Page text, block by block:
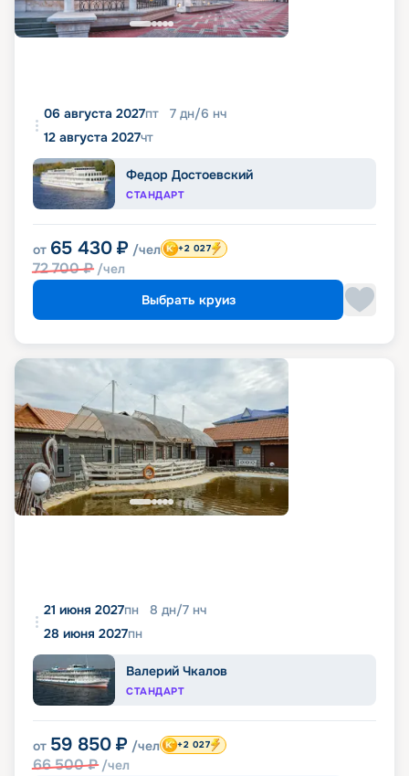
06 августа 2027пт 7 дн/6 нч
12 августа 2027чт
Федор Достоевский
СТАНДАРТ
от 65 430 ₽ /чел
72 700₽ /чел
+2 027
Выбрать круиз
21 июня 2027пн 8 дн/7 нч
28 июня 2027пн
Валерий Чкалов
СТАНДАРТ
от 59 850 ₽ /чел
66 500₽ /чел
+2 027